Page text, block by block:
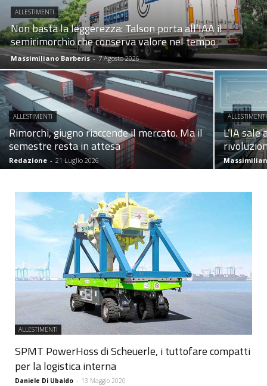
ALLESTIMENTI
Non basta la leggerezza: Talson porta all’IAA il
semirimorchio che conserva valore nel tempo
Massimiliano Barberis - 7 Agosto 2026
ALLESTIMENTI
Rimorchi, giugno riaccende il mercato. Ma il
semestre resta in attesa
Redazione - 21 Luglio 2026
ALLESTIMENTI
L’IA
ALLESTIMENTI
SPMT PowerHoss di Scheuerle, i tuttofare compatti
per la logistica interna
Daniele Di Ubaldo - 13 Maggio 2020